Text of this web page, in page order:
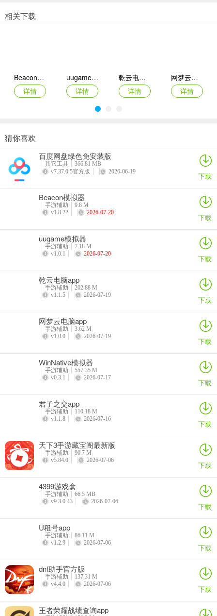
那弱点一下就给暴露了。
4.地主要多忍让上家，因为如果上家的牌好，你不管让不让他上手都
是死定了的，但大多数情况上家都是顶牌，如果上家上手后，下家不
懂得如何配合，或下家没的大对子来接过去的，那就不用担心了，不
管是上家的单，还是对子都自然要让你过的，所以打上家不用急于一
5.地主要算准下家的单牌过到几、对子过到几。
地主上家出牌方法：
1.地主发单，顶大单，上手则改打中对；地主发对子，同伴出小对子
去；若同伴出到对10左右则千万不能接同伴的牌，在同伴打不起时在
接打地主，上手后出大单。
开对子来顶地主，上手后继续发中对，但如果前面已经知道同伴没有
大对子了，则可以在顶牌时稍微顶小点，顶到10左右，让同伴去接地
3.看着牌很可能打不赢的时候，可以采用特殊的方法。如有一个A、
2、加上几张烂牌，顶牌A，地主不要，这个时候就打一个2，这样如
给同伴创造了更好的机会，如果地主是双王，他牌不好他也可能把双
王给拆掉，（本来他可以炸出来的）这样，就被你给骗到了，这种情
相关下载
Beacon模拟器
详情
uugame模拟器
详情
乾云电脑app
详情
网梦云电脑app
详情
WinNative模拟器
详情
君子之交app
详情
99电玩
光大娱乐Android官方版
猜你喜欢
百度网盘绿色免安装版
其它工具
366.81 MB
v7.37.0.5官方版
2026-06-19 下载
Beacon模拟器
手游辅助
9.8 M
v1.8.22
2026-07-20 下载
uugame模拟器
手游辅助
7.18 M
v1.0.1
2026-07-20 下载
乾云电脑app
手游辅助
202.88 M
v1.1.5
2026-07-19 下载
网梦云电脑app
手游辅助
3.62 M
v1.0.0
2026-07-19 下载
WinNative模拟器
手游辅助
557.35 M
v0.3.1
2026-07-17 下载
君子之交app
手游辅助
110.18 M
v1.1.8
2026-07-16 下载
天下3手游藏宝阁最新版
手游辅助
90.7 M
v5.84.0
2026-07-06 下载
4399游戏盒
手游辅助
66.5 MB
v9.3.0.43
2026-07-06 下载
U租号app
手游辅助
86.11 M
v1.2.9
2026-07-06 下载
dnf助手官方版
手游辅助
137.31 M
v4.4.0
2026-07-06 下载
王者荣耀战绩查询app